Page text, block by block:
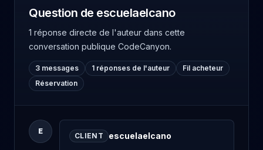
Question de escuelaelcano
1 réponse directe de l'auteur dans cette
conversation publique CodeCanyon.
3 messages 1 réponses de l'auteur
Fil acheteur
Réservation
E
CLIENT escuelaelcano